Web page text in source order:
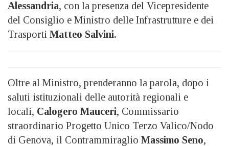
Alessandria, con la presenza del Vicepresidente
del Consiglio e Ministro delle Infrastrutture e dei
Trasporti Matteo Salvini.
Oltre al Ministro, prenderanno la parola, dopo i
saluti istituzionali delle autorità regionali e
locali, Calogero Mauceri, Commissario
straordinario Progetto Unico Terzo Valico/Nodo
di Genova, il Contrammiraglio Massimo Seno,